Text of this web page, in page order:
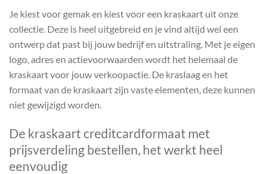
Je kiest voor gemak en kiest voor een kraskaart uit onze
collectie. Deze is heel uitgebreid en je vind altijd wel een
ontwerp dat past bij jouw bedrijf en uitstraling. Met je eigen
logo, adres en actievoorwaarden wordt het helemaal de
kraskaart voor jouw verkoopactie. De kraslaag en het
formaat van de kraskaart zijn vaste elementen, deze kunnen
niet gewijzigd worden.
De kraskaart creditcardformaat met
prijsverdeling bestellen, het werkt heel
eenvoudig